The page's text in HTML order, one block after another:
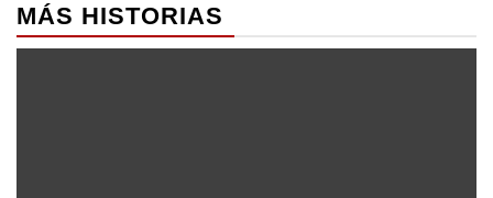
MÁS HISTORIAS